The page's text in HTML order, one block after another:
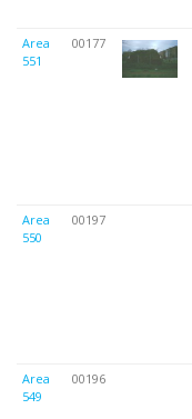
Area
551
00177
Area
550
00197
Area
549
00196